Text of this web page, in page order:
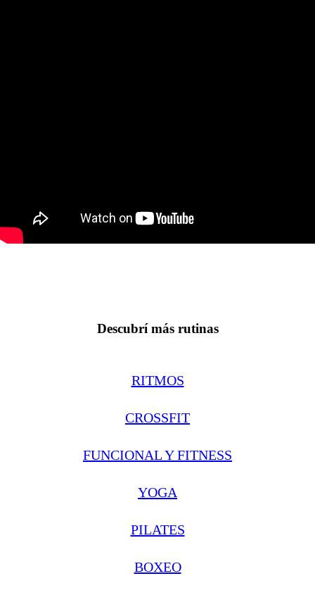
Descubrí más rutinas
RITMOS
CROSSFIT
FUNCIONAL Y FITNESS
YOGA
PILATES
BOXEO